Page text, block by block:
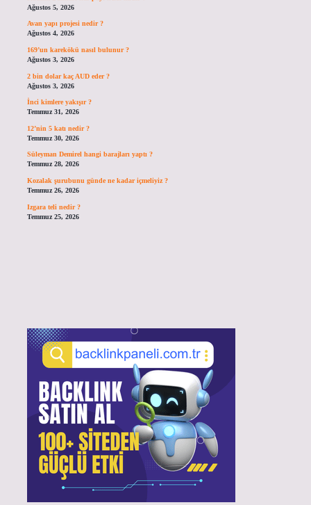
Ağustos 5, 2026
Avan yapı projesi nedir ?
Ağustos 4, 2026
169’un karekökü nasıl bulunur ?
Ağustos 3, 2026
2 bin dolar kaç AUD eder ?
Ağustos 3, 2026
İnci kimlere yakışır ?
Temmuz 31, 2026
12’nin 5 katı nedir ?
Temmuz 30, 2026
Süleyman Demirel hangi barajları yaptı ?
Temmuz 28, 2026
Kozalak şurubunu günde ne kadar içmeliyiz ?
Temmuz 26, 2026
Izgara teli nedir ?
Temmuz 25, 2026